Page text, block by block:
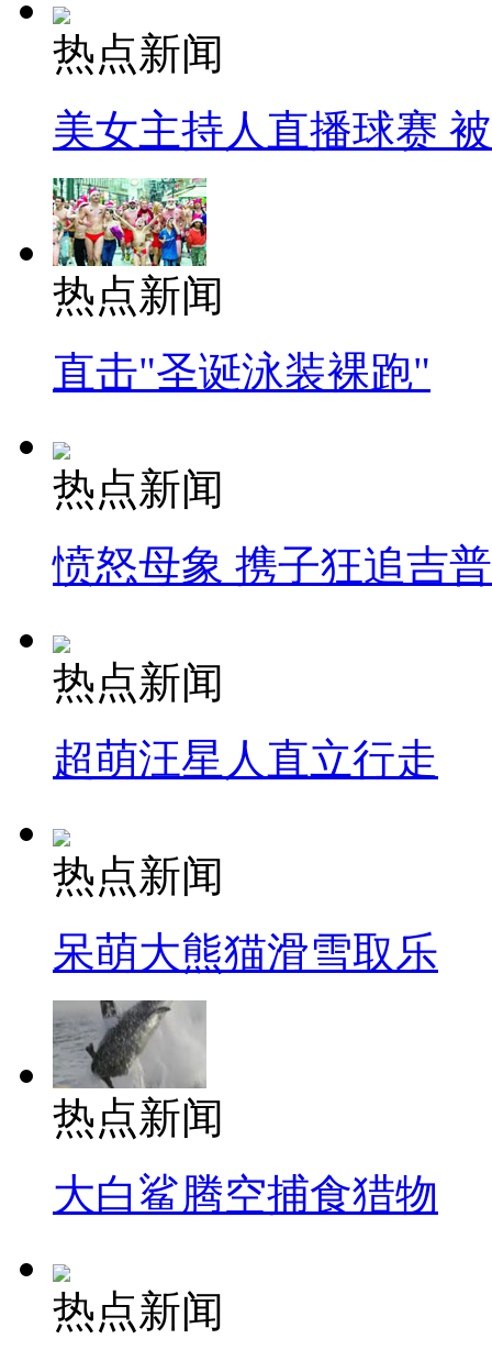
热点新闻
美女主持人直播球赛
热点新闻
直击"圣诞泳装裸跑"
热点新闻
愤怒母象 携子狂追吉
热点新闻
超萌汪星人直立行走
热点新闻
呆萌大熊猫滑雪取乐
热点新闻
大白鲨腾空捕食猎物
热点新闻